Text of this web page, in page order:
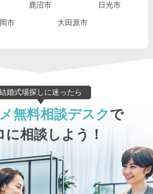
鹿沼市 日光市
市 大田原市
婚式場探しに迷ったら
無料相談デスクで
に相談しよう！